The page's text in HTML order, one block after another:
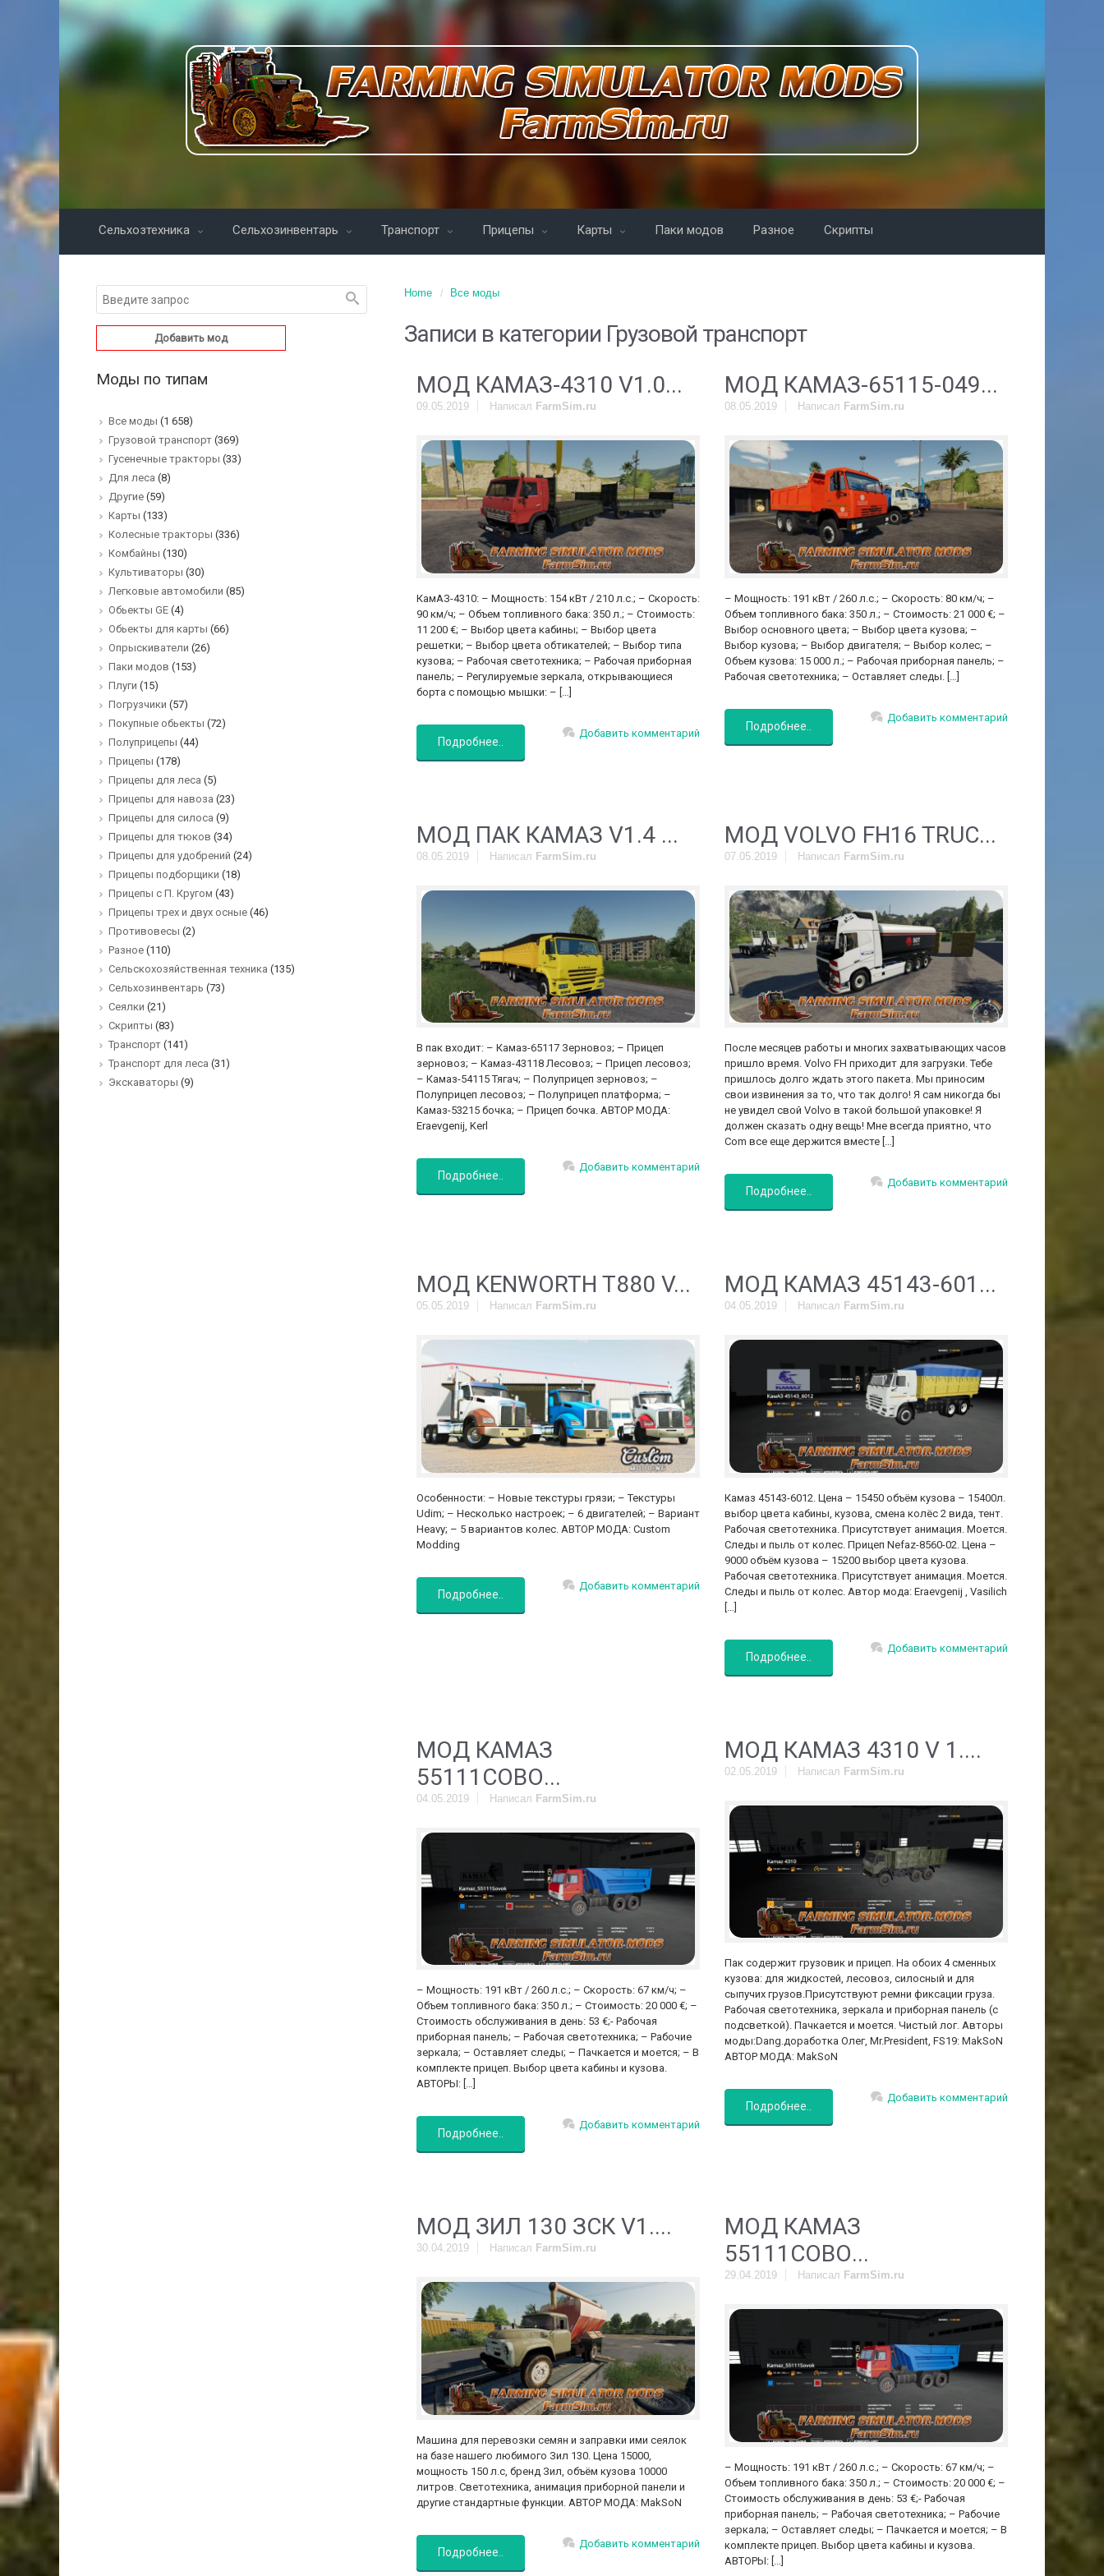
Сельхозтехника Сельхозинвентарь Транспорт Прицепы Карты Паки модов Разное Скрипты
Home Все моды
Записи в категории Грузовой транспорт
МОД КАМАЗ-4310 V1.0...
09.05.2019 Написал FarmSim.ru
КамАЗ-4310: – Мощность: 154 кВт / 210 л.с.; – Скорость:
90 км/ч; – Объем топливного бака: 350 л.; – Стоимость:
11 200 €; – Выбор цвета кабины; – Выбор цвета
решетки; – Выбор цвета обтикателей; – Выбор типа
кузова; – Рабочая светотехника; – Рабочая приборная
панель; – Регулируемые зеркала, открывающиеся
борта с помощью мышки: – […]
Подробнее..
Добавить комментарий
МОД КАМАЗ-65115-049...
08.05.2019 Написал FarmSim.ru
– Мощность: 191 кВт / 260 л.с.; – Скорость: 80 км/ч; –
Объем топливного бака: 350 л.; – Стоимость: 21 000 €; –
Выбор основного цвета; – Выбор цвета кузова; –
Выбор кузова; – Выбор двигателя; – Выбор колес; –
Объем кузова: 15 000 л.; – Рабочая приборная панель; –
Рабочая светотехника; – Оставляет следы. […]
Подробнее..
Добавить комментарий
МОД ПАК КАМАЗ V1.4 ...
08.05.2019 Написал FarmSim.ru
В пак входит: – Камаз-65117 Зерновоз; – Прицеп
зерновоз; – Камаз-43118 Лесовоз; – Прицеп лесовоз;
– Камаз-54115 Тягач; – Полуприцеп зерновоз; –
Полуприцеп лесовоз; – Полуприцеп платформа; –
Камаз-53215 бочка; – Прицеп бочка. АВТОР МОДА:
Eraevgenij, Kerl
Подробнее..
Добавить комментарий
МОД VOLVO FH16 TRUC...
07.05.2019 Написал FarmSim.ru
После месяцев работы и многих захватывающих часов
пришло время. Volvo FH приходит для загрузки. Тебе
пришлось долго ждать этого пакета. Мы приносим
свои извинения за то, что так долго! Я сам никогда бы
не увидел свой Volvo в такой большой упаковке! Я
должен сказать одну вещь! Мне всегда приятно, что
Com все еще держится вместе […]
Подробнее..
Добавить комментарий
МОД KENWORTH T880 V...
05.05.2019 Написал FarmSim.ru
Особенности: – Новые текстуры грязи; – Текстуры
Udim; – Несколько настроек; – 6 двигателей; – Вариант
Heavy; – 5 вариантов колес. АВТОР МОДА: Custom
Modding
Подробнее..
Добавить комментарий
МОД КАМАЗ 45143-601...
04.05.2019 Написал FarmSim.ru
Камаз 45143-6012. Цена – 15450 объём кузова – 15400л.
выбор цвета кабины, кузова, смена колёс 2 вида, тент.
Рабочая светотехника. Присутствует анимация. Моется.
Следы и пыль от колес. Прицеп Nefaz-8560-02. Цена –
9000 объём кузова – 15200 выбор цвета кузова.
Рабочая светотехника. Присутствует анимация. Моется.
Следы и пыль от колес. Автор мода: Eraevgenij , Vasilich
Подробнее..
Добавить комментарий
МОД КАМАЗ
55111СОВО...
04.05.2019 Написал FarmSim.ru
– Мощность: 191 кВт / 260 л.с.; – Скорость: 67 км/ч; –
Объем топливного бака: 350 л.; – Стоимость: 20 000 €; –
Стоимость обслуживания в день: 53 €;- Рабочая
приборная панель; – Рабочая светотехника; – Рабочие
зеркала; – Оставляет следы; – Пачкается и моется; – В
комплекте прицеп. Выбор цвета кабины и кузова.
АВТОРЫ: […]
Подробнее..
Добавить комментарий
МОД КАМАЗ 4310 V 1....
02.05.2019 Написал FarmSim.ru
Пак содержит грузовик и прицеп. На обоих 4 сменных
кузова: для жидкостей, лесовоз, силосный и для
сыпучих грузов.Присутствуют ремни фиксации груза.
Рабочая светотехника, зеркала и приборная панель (с
подсветкой). Пачкается и моется. Чистый лог. Авторы
моды:Dang.доработка Олег, Mr.President, FS19: MakSoN
АВТОР МОДА: MakSoN
Подробнее..
Добавить комментарий
МОД ЗИЛ 130 ЗСК V1....
30.04.2019 Написал FarmSim.ru
Машина для перевозки семян и заправки ими сеялок
на базе нашего любимого Зил 130. Цена 15000,
мощность 150 л.с, бренд Зил, объём кузова 10000
литров. Светотехника, анимация приборной панели и
другие стандартные функции. АВТОР МОДА: MakSoN
Подробнее..
Добавить комментарий
МОД КАМАЗ
55111СОВО...
29.04.2019 Написал FarmSim.ru
– Мощность: 191 кВт / 260 л.с.; – Скорость: 67 км/ч; –
Объем топливного бака: 350 л.; – Стоимость: 20 000 €; –
Стоимость обслуживания в день: 53 €;- Рабочая
приборная панель; – Рабочая светотехника; – Рабочие
зеркала; – Оставляет следы; – Пачкается и моется; – В
комплекте прицеп. Выбор цвета кабины и кузова.
АВТОРЫ: […]
Добавить мод
Моды по типам
Все моды (1 658)
Грузовой транспорт (369)
Гусенечные тракторы (33)
Для леса (8)
Другие (59)
Карты (133)
Колесные тракторы (336)
Комбайны (130)
Культиваторы (30)
Легковые автомобили (85)
Обьекты GE (4)
Обьекты для карты (66)
Опрыскиватели (26)
Паки модов (153)
Плуги (15)
Погрузчики (57)
Покупные обьекты (72)
Полуприцепы (44)
Прицепы (178)
Прицепы для леса (5)
Прицепы для навоза (23)
Прицепы для силоса (9)
Прицепы для тюков (34)
Прицепы для удобрений (24)
Прицепы подборщики (18)
Прицепы с П. Кругом (43)
Прицепы трех и двух осные (46)
Противовесы (2)
Разное (110)
Сельскохозяйственная техника (135)
Сельхозинвентарь (73)
Сеялки (21)
Скрипты (83)
Транспорт (141)
Транспорт для леса (31)
Экскаваторы (9)